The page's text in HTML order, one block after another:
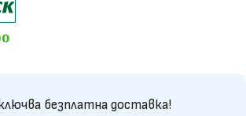
безплатна доставка!